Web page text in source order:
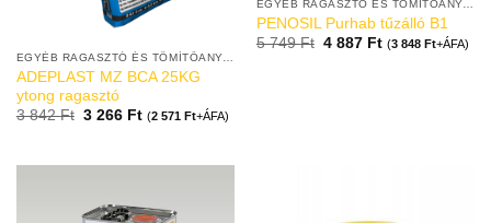
EGYÉB RAGASZTÓ ÉS TÖMÍTŐANYAGOK
ADEPLAST MZ BCA 25KG
ytong ragasztó
3 842Ft 3 266 Ft (2 571 Ft+ÁFA)
EGYÉB RAGASZTÓ ÉS TÖMÍTŐANYAGOK
PENOSIL Purhab tűzálló B1
5 749Ft 4 887 Ft (3 848 Ft+ÁFA)